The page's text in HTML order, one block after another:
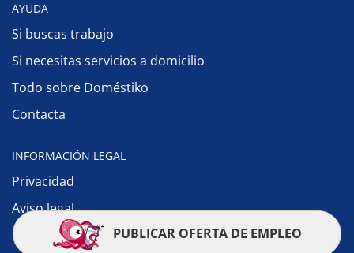
AYUDA
Si buscas trabajo
Si necesitas servicios a domicilio
Todo sobre Doméstiko
Contacta
INFORMACIÓN LEGAL
Privacidad
Aviso legal
Política de cookiesPUBLICAR OFERTA DE EMPLEO